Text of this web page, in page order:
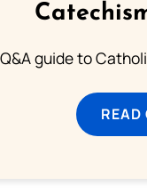
guide to
READ